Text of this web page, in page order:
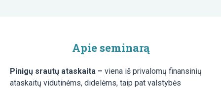
Apie seminarą
Pinigų srautų ataskaita – viena iš privalomų finansinių
ataskaitų vidutinėms, didelėms, taip pat valstybės